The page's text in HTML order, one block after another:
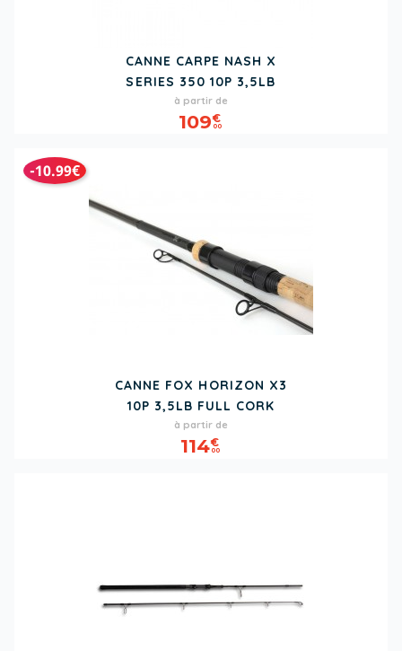
CANNE CARPE NASH X
SERIES 350 10P 3,5LB
Prix
à partir de
109€
00
CANNE FOX HORIZON X3
10P 3,5LB FULL CORK
Prix
de
base
-10.99€
Prix
à partir de
114€
00